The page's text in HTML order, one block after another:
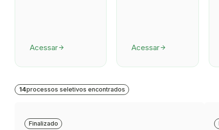
Acessararrow_forward Acessararrow_forward
14processos seletivos encontrados
Finalizado